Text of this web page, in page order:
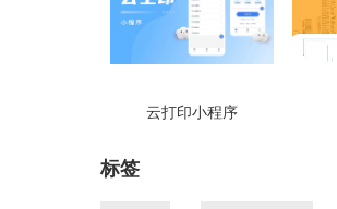
云打印小程序
标签